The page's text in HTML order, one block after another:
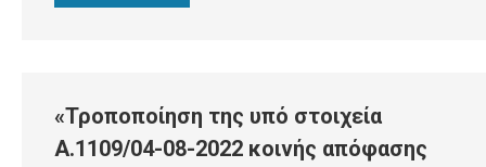
«Τροποποίηση της υπό στοιχεία
Α.1109/04-08-2022 κοινής απόφασης